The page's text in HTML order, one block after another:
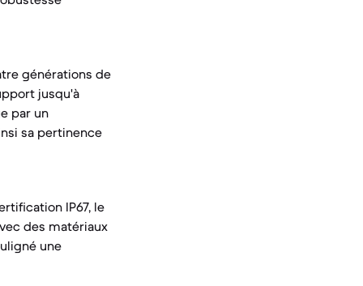
générations de
jusqu'à
par un
sa pertinence
IP67, le
des matériaux
une